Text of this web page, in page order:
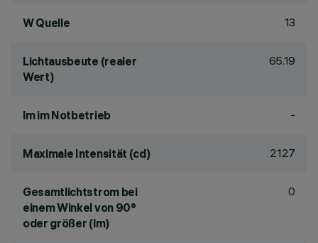
W Quelle 13
Lichtausbeute (realer
Wert)
65.19
lm im Notbetrieb -
Maximale Intensität (cd) 2127
Gesamtlichtstrom bei
einem Winkel von 90°
oder größer (lm)
0